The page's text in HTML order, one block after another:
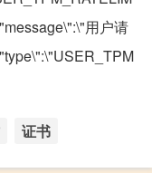
用户请
证书